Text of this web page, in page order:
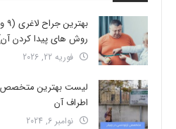
روش های پیدا کردن
فوریه 22, 2026
لیست بهترین متخصص
اطراف آن
نوامبر 6, 2024